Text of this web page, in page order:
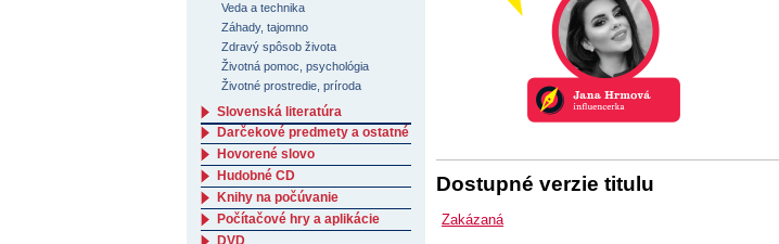
Dostupné verzie titulu
Zakázaná
Veda a technika
Záhady, tajomno
Zdravý spôsob života
Životná pomoc, psychológia
Životné prostredie, príroda
Slovenská literatúra
Darčekové predmety a ostatné
Hovorené slovo
Hudobné CD
Knihy na počúvanie
Počítačové hry a aplikácie
DVD